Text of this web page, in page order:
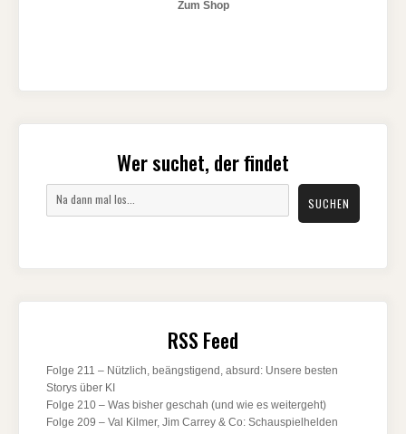
Zum Shop
Wer suchet, der findet
SUCHEN
RSS Feed
Folge 211 – Nützlich, beängstigend, absurd: Unsere besten
Storys über KI
Folge 210 – Was bisher geschah (und wie es weitergeht)
Folge 209 – Val Kilmer, Jim Carrey & Co: Schauspielhelden